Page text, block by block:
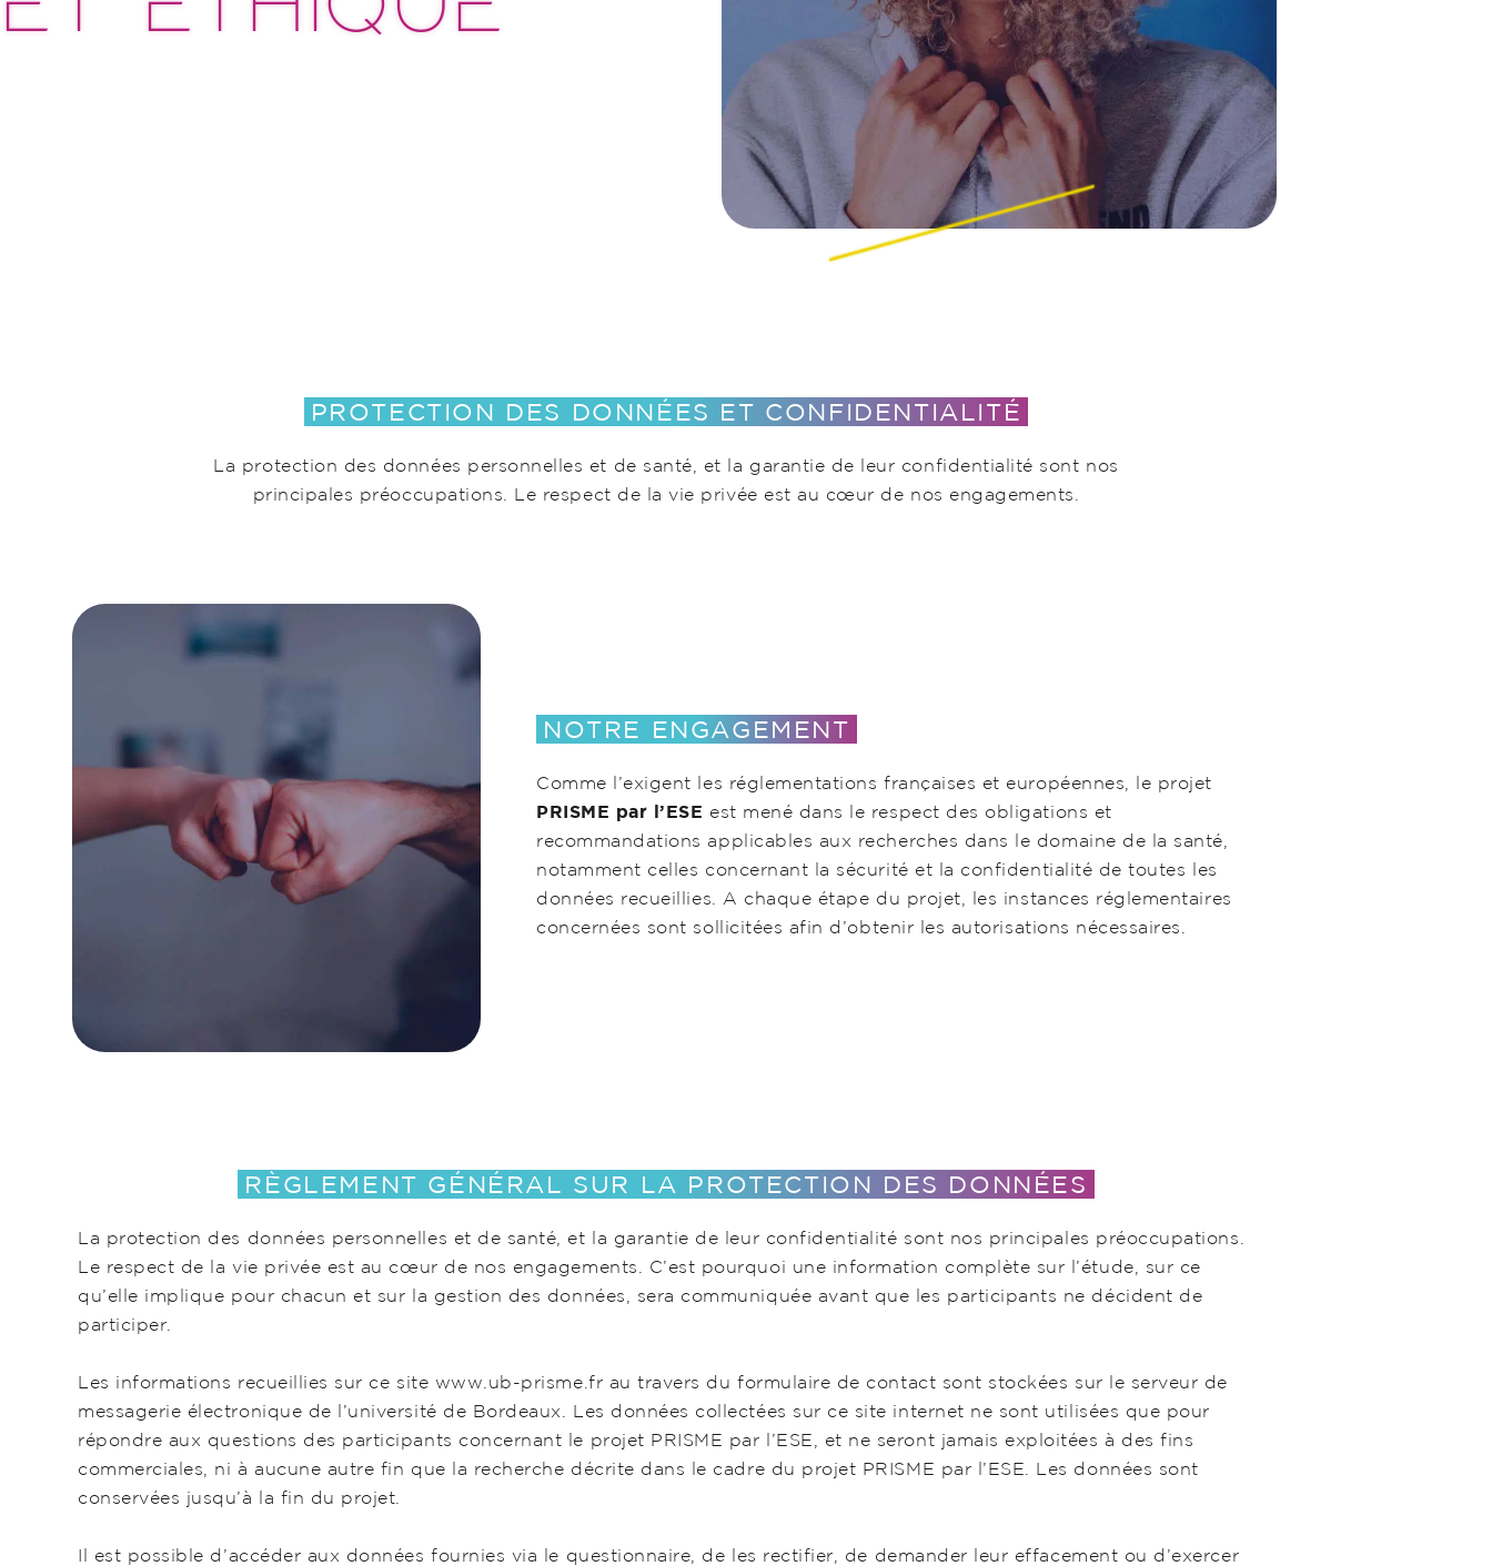
PROTECTION DES DONNÉES ET CONFIDENTIALITÉ
La protection des données personnelles et de santé, et la garantie de leur confidentialité sont nos
principales préoccupations. Le respect de la vie privée est au cœur de nos engagements.
NOTRE ENGAGEMENT
Comme l’exigent les réglementations françaises et européennes, le projet
PRISME par l’ESE est mené dans le respect des obligations et
recommandations applicables aux recherches dans le domaine de la santé,
notamment celles concernant la sécurité et la confidentialité de toutes les
données recueillies. A chaque étape du projet, les instances réglementaires
concernées sont sollicitées afin d’obtenir les autorisations nécessaires.
RÈGLEMENT GÉNÉRAL SUR LA PROTECTION DES DONNÉES
La protection des données personnelles et de santé, et la garantie de leur confidentialité sont nos principales préoccupations.
Le respect de la vie privée est au cœur de nos engagements. C’est pourquoi une information complète sur l’étude, sur ce
qu’elle implique pour chacun et sur la gestion des données, sera communiquée avant que les participants ne décident de
participer.
Les informations recueillies sur ce site www.ub-prisme.fr au travers du formulaire de contact sont stockées sur le serveur de
messagerie électronique de l’université de Bordeaux. Les données collectées sur ce site internet ne sont utilisées que pour
répondre aux questions des participants concernant le projet PRISME par l’ESE, et ne seront jamais exploitées à des fins
commerciales, ni à aucune autre fin que la recherche décrite dans le cadre du projet PRISME par l’ESE. Les données sont
conservées jusqu’à la fin du projet.
Il est possible d’accéder aux données fournies via le questionnaire, de les rectifier, de demander leur effacement ou d’exercer